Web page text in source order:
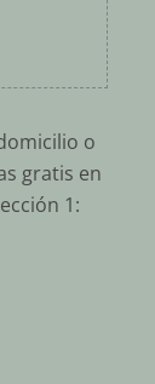
o
gratis en
1: